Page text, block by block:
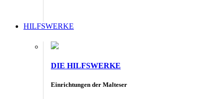
HILFSWERKE
DIE HILFSWERKE
Einrichtungen der Malteser